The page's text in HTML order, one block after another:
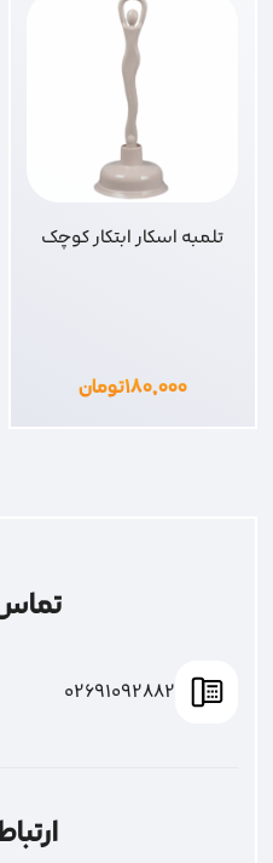
تلمبه اسکار ابتکار کوچک
۱۸۰,۰۰۰تومان
02691092882